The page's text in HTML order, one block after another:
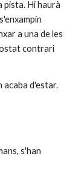
pista. Hi haurà
a una de les
contrari
acaba d'estar.
s'han